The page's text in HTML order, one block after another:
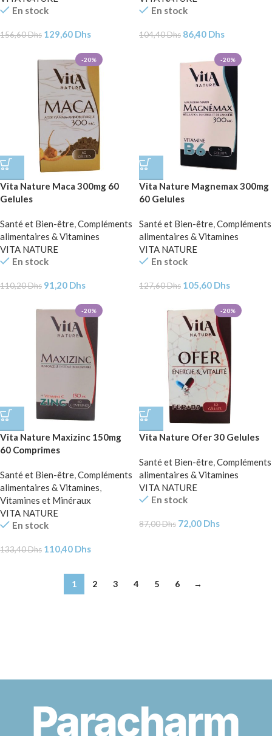
En stock
156,60Dhs 129,60 Dhs
En stock
104,40Dhs 86,40 Dhs
-20%
Vita Nature Maca 300mg 60
Gelules
Santé et Bien-être,Compléments
alimentaires & Vitamines
VITA NATURE
En stock
110,20Dhs 91,20 Dhs
-20%
Vita Nature Magnemax 300mg
60 Gelules
Santé et Bien-être,Compléments
alimentaires & Vitamines
VITA NATURE
En stock
127,60Dhs 105,60 Dhs
-20%
Vita Nature Maxizinc 150mg
60 Comprimes
Santé et Bien-être,Compléments
alimentaires & Vitamines,
Vitamines et Minéraux
VITA NATURE
En stock
133,40Dhs 110,40 Dhs
-20%
Vita Nature Ofer 30 Gelules
Santé et Bien-être,Compléments
alimentaires & Vitamines
VITA NATURE
En stock
87,00Dhs 72,00 Dhs
1 2 3 4 5 6 →